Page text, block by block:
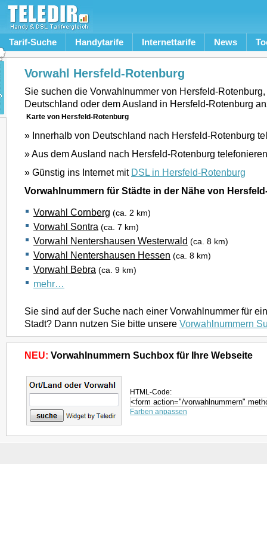
Tarif-Suche Handytarife Internettarife News
Vorwahl Hersfeld-Rotenburg
Sie suchen die Vorwahlnummer von Hersfeld-
Deutschland oder dem Ausland in Hersfeld-Rotenburg
Karte von Hersfeld-Rotenburg
» Innerhalb von Deutschland nach Hersfeld-Rotenburg
» Aus dem Ausland nach Hersfeld-Rotenburg
» Günstig ins Internet mit DSL in Hersfeld-Rotenburg
Vorwahlnummern für Städte in der Nähe von
Vorwahl Cornberg (ca. 2 km)
Vorwahl Sontra (ca. 7 km)
Vorwahl Nentershausen Westerwald (ca. 8 km)
Vorwahl Nentershausen Hessen (ca. 8 km)
Vorwahl Bebra (ca. 9 km)
mehr…
Sie sind auf der Suche nach einer Vorwahlnummer für
Stadt? Dann nutzen Sie bitte unsere Vorwahlnummern
NEU: Vorwahlnummern Suchbox für Ihre Webseite
HTML-Code:
Farben anpassen